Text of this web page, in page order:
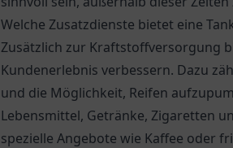
Welche Zusatzdienste bietet eine
Zusätzlich zur Kraftstoffversorgung
Kundenerlebnis verbessern. Dazu
und die Möglichkeit, Reifen
Lebensmittel, Getränke, Zigaretten
spezielle Angebote wie Kaffee oder